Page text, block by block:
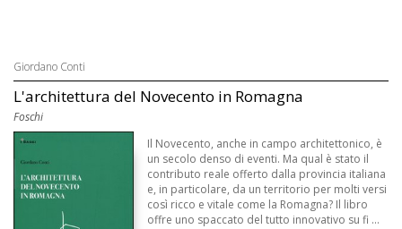
Giordano Conti
L'architettura del Novecento in Romagna
Foschi
Il Novecento, anche in campo architettonico, è
un secolo denso di eventi. Ma qual è stato il
contributo reale offerto dalla provincia italiana
e, in particolare, da un territorio per molti versi
così ricco e vitale come la Romagna? Il libro
offre uno spaccato del tutto innovativo su fi ...